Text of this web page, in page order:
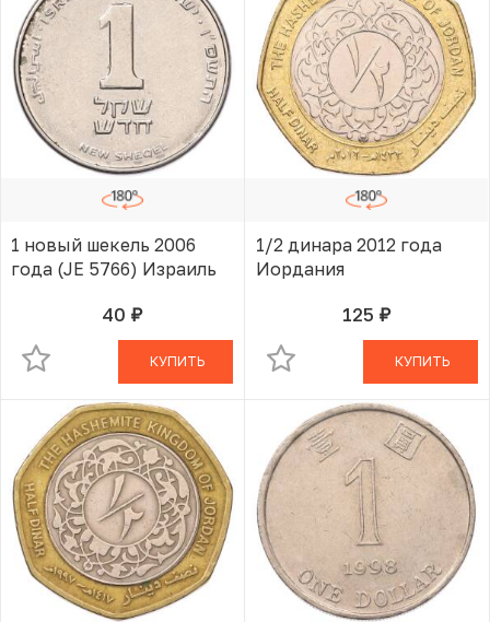
1 новый шекель 2006
года (JE 5766) Израиль
40 руб.В КОРЗИНЕ
КУПИТЬ
1/2 динара 2012 года
Иордания
125 руб.В КОРЗИНЕ
КУПИТЬ